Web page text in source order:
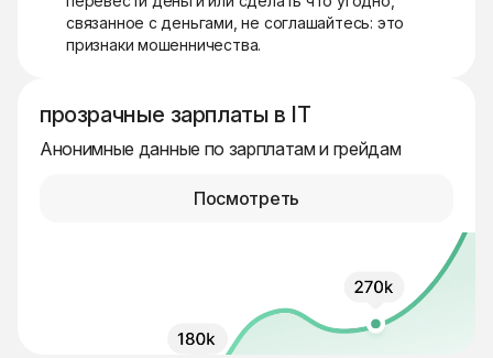
связанное с деньгами, не соглашайтесь: это
признаки мошенничества.
прозрачные зарплаты в IT
Анонимные данные по зарплатам и грейдам
Посмотреть